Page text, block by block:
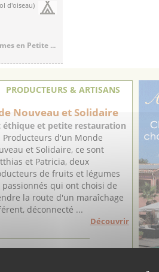
d'oiseau)
en Petite ...
PRODUCTEURS & ARTISANS
Nouveau et Solidaire
éthique et petite restauration
Producteurs d'un Monde
et Solidaire, ce sont
et Patricia, deux
de fruits et légumes
passionnés qui ont choisi de
la route d'un maraîchage
déconnecté ...
Découvrir